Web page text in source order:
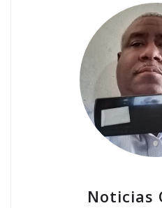
Noticias